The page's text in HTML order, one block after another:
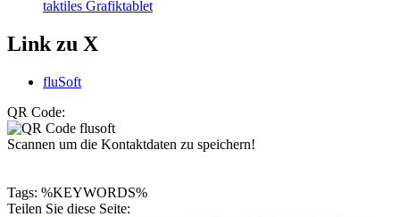
taktiles Grafiktablet
Link zu X
fluSoft
QR Code:
Scannen um die Kontaktdaten zu speichern!
Tags: %KEYWORDS%
Teilen Sie diese Seite: